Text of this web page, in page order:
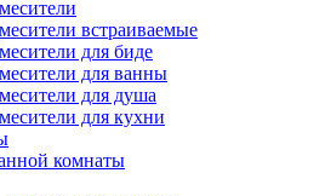
встраиваемые
для биде
для ванны
для душа
для кухни
комнаты